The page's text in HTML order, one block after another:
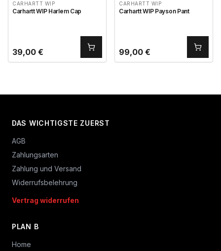
CARHARTT WIP
Carhartt WIP Harlem Cap
39,00 €
CARHARTT WIP
Carhartt WIP Payson Pant
99,00 €
DAS WICHTIGSTE ZUERST
AGB
Zahlungsarten
Zahlung und Versand
Widerrufsbelehrung
Vertrag widerrufen
PLAN B
Home